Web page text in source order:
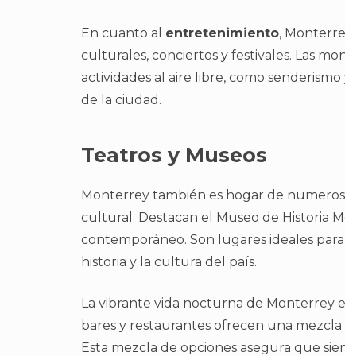
En cuanto al entretenimiento,
culturales, conciertos y festivales. Las
actividades al aire libre, como
de la ciudad.
Teatros y Museos
Monterrey también es hogar de
cultural. Destacan el Museo de Historia
contemporáneo. Son lugares ideales
historia y la cultura del país.
La vibrante vida nocturna de Monterrey
bares y restaurantes ofrecen una
Esta mezcla de opciones asegura que